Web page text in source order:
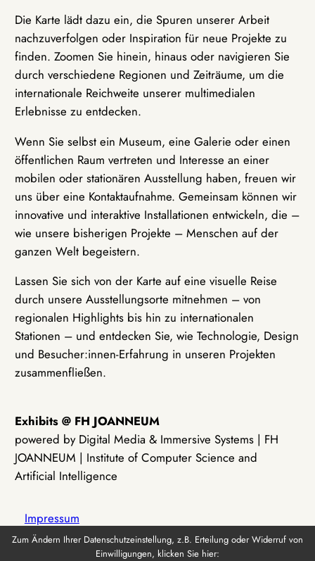
Die Karte lädt dazu ein, die Spuren unserer Arbeit
nachzuverfolgen oder Inspiration für neue Projekte zu
finden. Zoomen Sie hinein, hinaus oder navigieren Sie
durch verschiedene Regionen und Zeiträume, um die
internationale Reichweite unserer multimedialen
Erlebnisse zu entdecken.
Wenn Sie selbst ein Museum, eine Galerie oder einen
öffentlichen Raum vertreten und Interesse an einer
mobilen oder stationären Ausstellung haben, freuen wir
uns über eine Kontaktaufnahme. Gemeinsam können wir
innovative und interaktive Installationen entwickeln, die –
wie unsere bisherigen Projekte – Menschen auf der
ganzen Welt begeistern.
Lassen Sie sich von der Karte auf eine visuelle Reise
durch unsere Ausstellungsorte mitnehmen – von
regionalen Highlights bis hin zu internationalen
Stationen – und entdecken Sie, wie Technologie, Design
und Besucher:innen-Erfahrung in unseren Projekten
zusammenfließen.
Exhibits @ FH JOANNEUM
powered by Digital Media & Immersive Systems | FH
JOANNEUM | Institute of Computer Science and
Artificial Intelligence
Impressum
Zum Ändern Ihrer Datenschutzeinstellung, z.B. Erteilung oder Widerruf von
Einwilligungen, klicken Sie hier: